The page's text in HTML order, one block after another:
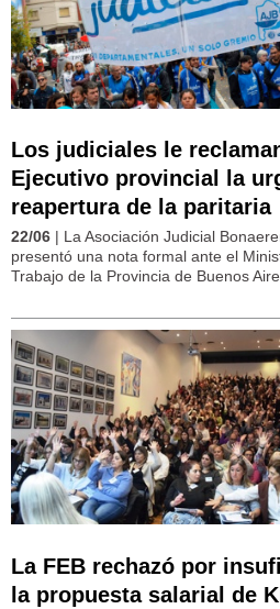
Los judiciales le
Ejecutivo provincial la
reapertura de la paritaria
22/06 | La Asociación Judicial
presentó una nota formal ante el
Trabajo de la Provincia de Buenos
La FEB rechazó por
la propuesta salarial de